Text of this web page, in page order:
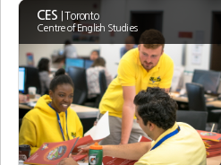
Cambridge CAE 시험 패스를 생각해
또한 Cambridge 시험반은 거의 대
니다. 또한, 대부분의 학교에서는 합
이 됩니다.
CES | Toronto
Centre of English Studies